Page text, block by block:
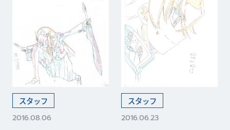
スタッフ
2016.08.06
スタッフ
2016.06.23